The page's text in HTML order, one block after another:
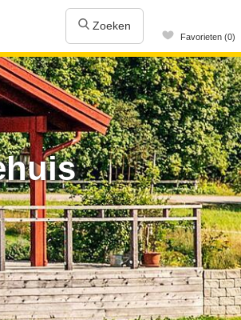
Zoeken
Favorieten (0)